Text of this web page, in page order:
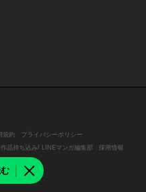
規約
プライバシーポリシー
作品持ち込み/ LINEマンガ編集部
採用情報